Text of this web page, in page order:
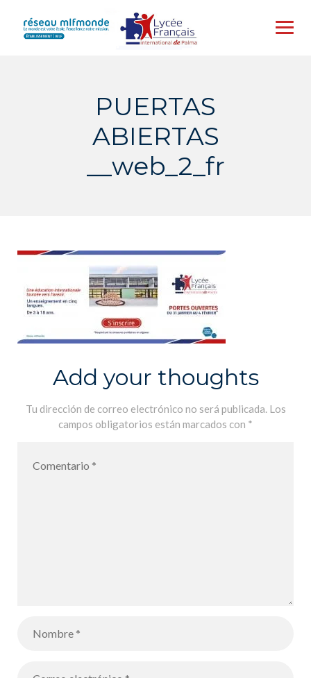
content
PUERTAS
ABIERTAS
__web_2_fr
Add your thoughts
Tu dirección de correo electrónico no será publicada. Los
campos obligatorios están marcados con *